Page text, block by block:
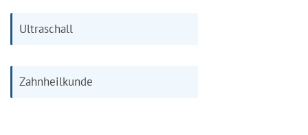
Ultraschall
Zahnheilkunde